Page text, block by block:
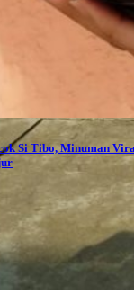
Si Tibo, Minuman